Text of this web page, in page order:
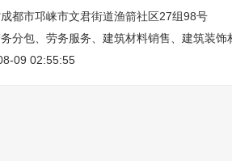
都市邛崃市文君街道渔箭社区27组98号
分包、劳务服务、建筑材料销售、建筑装
09 02:55:55